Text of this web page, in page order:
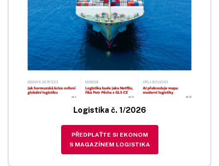
Logistika č. 1/2026
PŘEDPLAŤTE SI EKONOM
S MAGAZÍNEM LOGISTIKA